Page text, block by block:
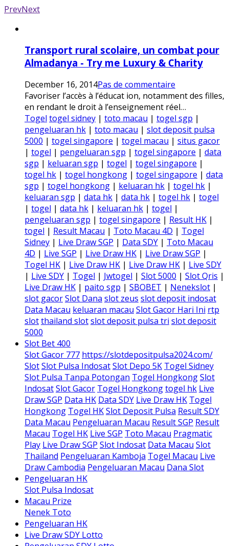
PrevNext
Transport rural scolaire, un combat pour
Almadanya - Try me Luxury & Charity
December 16, 2014Pas de commentaire
Favoriser l’accès à l’éducat ion, notamment des filles,
en rendant le droit à l’enseignement réel…
Togel togel sidney | toto macau | togel sgp |
pengeluaran hk | toto macau | slot deposit pulsa
5000 | togel singapore | togel macau | situs gacor
| togel | pengeluaran sgp | togel singapore | data
sgp | keluaran sgp | togel | togel singapore |
togel hk | togel hongkong | togel singapore | data
sgp | togel hongkong | keluaran hk | togel hk |
keluaran sgp | data hk | data hk | togel hk | togel
| togel | data hk | keluaran hk | togel |
pengeluaran sgp | togel singapore | Result HK |
togel | Result Macau | Toto Macau 4D | Togel
Sidney | Live Draw SGP | Data SDY | Toto Macau
4D | Live SGP | Live Draw HK | Live Draw SGP |
Togel HK | Live Draw HK | Live Draw HK | Live SDY
| Live SDY | Togel | Jwtogel | Slot 5000 | Slot Qris |
Live Draw HK | paito sgp | SBOBET | Nenekslot |
slot gacorSlot Dana slot zeus slot deposit indosat
Data Macau keluaran macau Slot Gacor Hari Ini rtp
slotthailand slotslot deposit pulsa tri slot deposit
5000
Slot Bet 400
Slot Gacor 777 https://slotdepositpulsa2024.com/
SlotSlot Pulsa IndosatSlot Depo 5K Togel Sidney
Slot Pulsa Tanpa Potongan Togel HongkongSlot
IndosatSlot Gacor Togel Hongkongtogel hk Live
Draw SGP Data HK Data SDY Live Draw HK Togel
Hongkong Togel HKSlot Deposit Pulsa Result SDY
Data Macau Pengeluaran Macau Result SGP Result
Macau Togel HK Live SGP Toto Macau Pragmatic
Play Live Draw SGP Slot Indosat Data Macau Slot
Thailand Pengeluaran Kamboja Togel Macau Live
Draw Cambodia Pengeluaran Macau Dana Slot
Pengeluaran HK
Slot Pulsa Indosat
Macau Prize
Nenek Toto
Pengeluaran HK
Live Draw SDY Lotto